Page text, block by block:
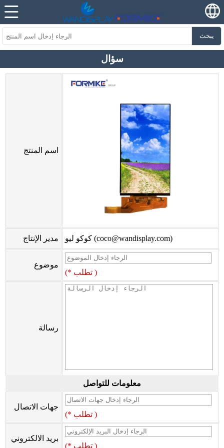
يبحث
سؤال
اسم المنتج
مدير الإنتاج كوكو ليو (coco@wandisplay.com)
موضوع
(* تطلب )
رسالة
معلومات للتواصل
جهات الاتصال
(* تطلب )
بريد الالكتروني
(* تطلب )